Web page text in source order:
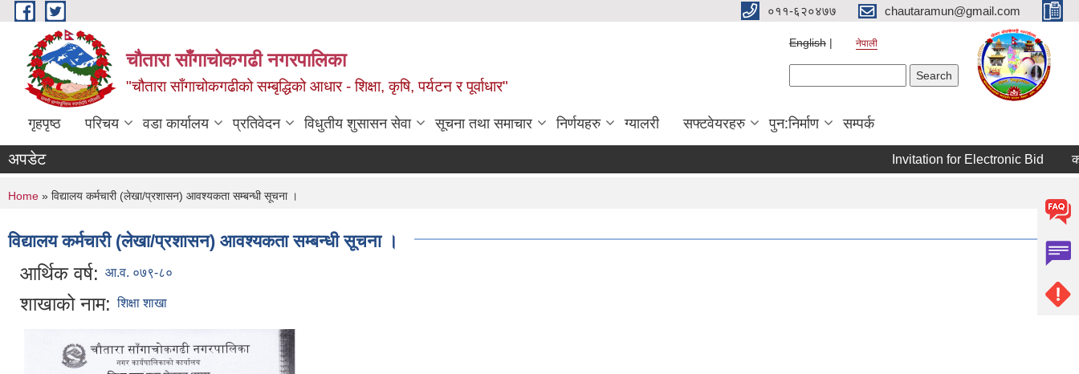
Skip to main content ०११-६२०४७७ chautaramun@gmail.com
चौतारा साँगाचोकगढी नगरपालिका
"चौतारा साँगाचोकगढीको सम्बृद्धिको आधार - शिक्षा, कृषि, पर्यटन र पूर्वाधार"
English नेपाली
गृहपृष्ठ परिचय वडा कार्यालय प्रतिवेदन विधुतीय शुसासन सेवा सूचना तथा समाचार निर्णयहरु ग्यालरी सफ्टवेयरहरु पुन:निर्माण सम्पर्क
अपडेट Invitation for Electronic Bid
You are here
Home » विद्यालय कर्मचारी (लेखा/प्रशासन) आवश्यकता सम्बन्धी सूचना ।
विद्यालय कर्मचारी (लेखा/प्रशासन) आवश्यकता सम्बन्धी सूचना ।
आर्थिक वर्ष: आ.व. ०७९-८०
शाखाको नाम: शिक्षा शाखा